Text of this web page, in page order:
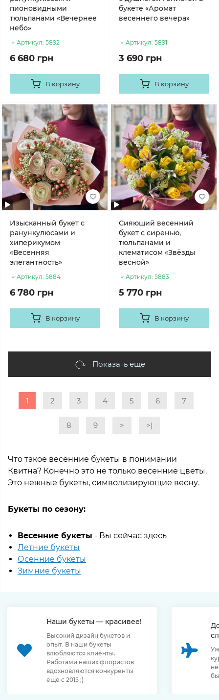
пионовидными
тюльпанами «Вечернее
небо»
Артикул: 5892
6 680 грн
В корзину
букете «Аромат
весеннего вечера»
Артикул: 5891
3 690 грн
В корзину
Изысканный букет с
ранункулюсами и
хиперикумом
«Весенняя
элегантность»
Артикул: 5884
6 780 грн
В корзину
Сияющий весенний
букет с сиренью,
тюльпанами и
клематисом «Звёзды
весной»
Артикул: 5883
5 770 грн
В корзину
Показать еще
1 2 3 4 5 6 7
8 9 > >|
Что такое весенние букеты в понимании
Квитна? Конечно это не только весенние цветы.
Это нежные букеты, символизирующие весну.
Букеты по сезону:
Весенние букеты - Вы сейчас здесь
Летние букеты
Осенние букеты
Зимние букеты
Наши букеты — красивее!
Высокий дизайн букетов и
опыт. В наши букеты
влюбляются клиенты.
Работами наших флористов
вдохновляются конкуренты
еще с 2015 ;)